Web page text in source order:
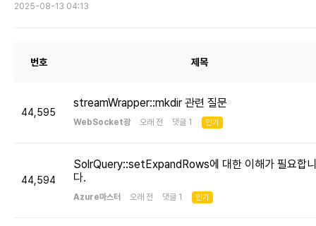
2025-08-13 04:13
번호 제목
44,595
streamWrapper::mkdir 관련 질문
WebSocket광 오래 전 댓글 1 인기
44,594
SolrQuery::setExpandRows에 대한 이해가 필요합니
다.
Azure마스터 오래 전 댓글 1 인기